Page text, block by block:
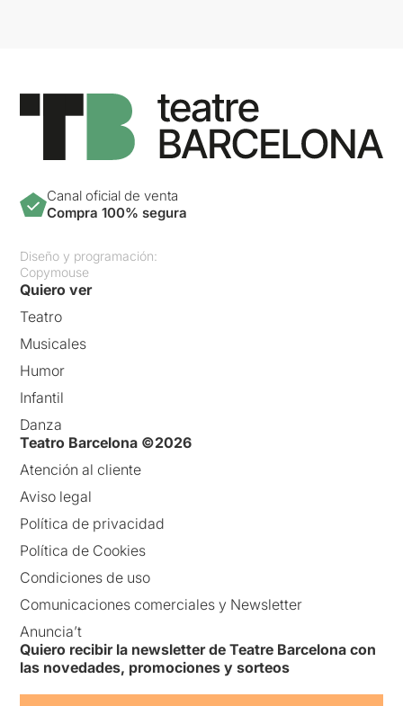
Canal oficial de venta
Compra 100% segura
Diseño y programación:
Copymouse
Quiero ver
Teatro
Musicales
Humor
Infantil
Danza
Teatro Barcelona ©2026
Atención al cliente
Aviso legal
Política de privacidad
Política de Cookies
Condiciones de uso
Comunicaciones comerciales y Newsletter
Anuncia’t
Quiero recibir la newsletter de Teatre Barcelona con
las novedades, promociones y sorteos